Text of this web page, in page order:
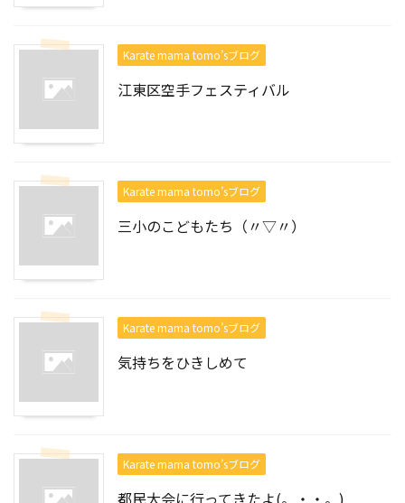
Karate mama tomo’sブログ
江東区空手フェスティバル
Karate mama tomo’sブログ
三小のこどもたち（〃▽〃）
Karate mama tomo’sブログ
気持ちをひきしめて
Karate mama tomo’sブログ